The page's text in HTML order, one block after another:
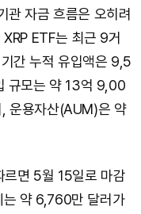
관 자금 흐름은 오히려
ETF는 최근 9거
간 누적 유입액은 9,5
규모는 약 13억 9,00
운용자산(AUM)은 약
면 5월 15일로 마감
는 약 6,760만 달러가